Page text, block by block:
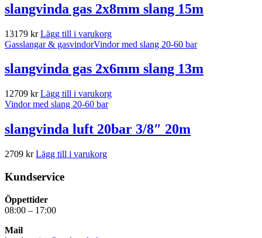
slangvinda gas 2x8mm slang 15m
13179 kr Lägg till i varukorg
Gasslangar & gasvindorVindor med slang 20-60 bar
slangvinda gas 2x6mm slang 13m
12709 kr Lägg till i varukorg
Vindor med slang 20-60 bar
slangvinda luft 20bar 3/8″ 20m
2709 kr Lägg till i varukorg
Kundservice
Öppettider
08:00 – 17:00
Mail